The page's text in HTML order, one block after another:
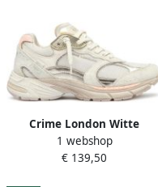
Crime London Witte
Sneakers met Suède
Bovenkant
1 webshop
€ 139,50